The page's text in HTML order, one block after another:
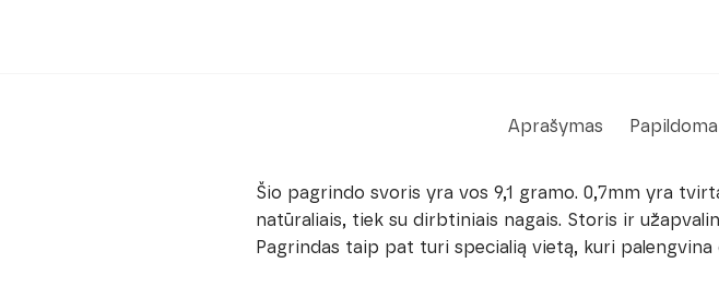
Aprašymas
Šio pagrindo svoris yra vos 9,1 gramo. 0,7mm yra
natūraliais, tiek su dirbtiniais nagais. Storis ir
Pagrindas taip pat turi specialią vietą, kuri palengvina